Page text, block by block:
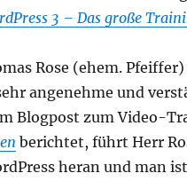
3 – Das große
Rose (ehem.
angenehme und
Blogpost zum Video-
berichtet, führt Herr
heran und man